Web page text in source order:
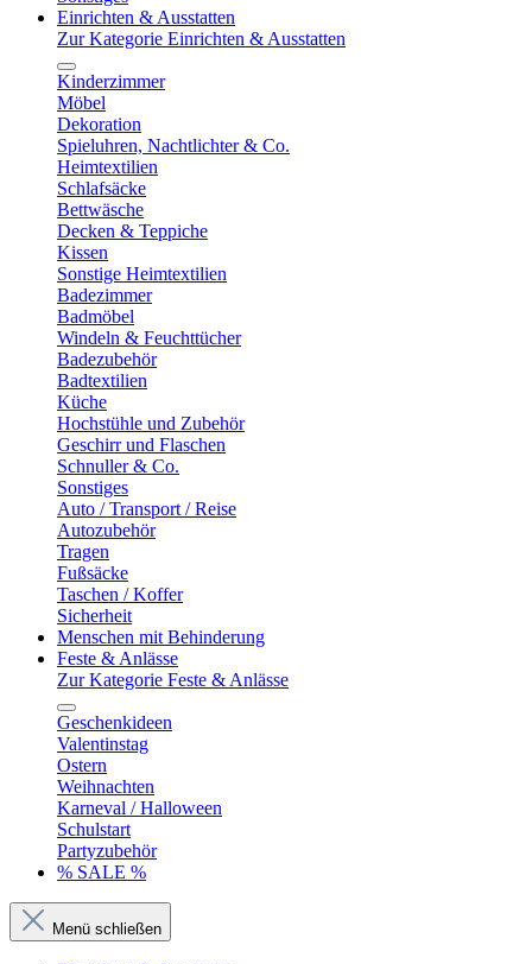
Einrichten & Ausstatten
Zur Kategorie Einrichten & Ausstatten
Kinderzimmer
Möbel
Dekoration
Spieluhren, Nachtlichter & Co.
Heimtextilien
Schlafsäcke
Bettwäsche
Decken & Teppiche
Kissen
Sonstige Heimtextilien
Badezimmer
Badmöbel
Windeln & Feuchttücher
Badezubehör
Badtextilien
Küche
Hochstühle und Zubehör
Geschirr und Flaschen
Schnuller & Co.
Sonstiges
Auto / Transport / Reise
Autozubehör
Tragen
Fußsäcke
Taschen / Koffer
Sicherheit
Menschen mit Behinderung
Feste & Anlässe
Zur Kategorie Feste & Anlässe
Geschenkideen
Valentinstag
Ostern
Weihnachten
Karneval / Halloween
Schulstart
Partyzubehör
% SALE %
Menü schließen